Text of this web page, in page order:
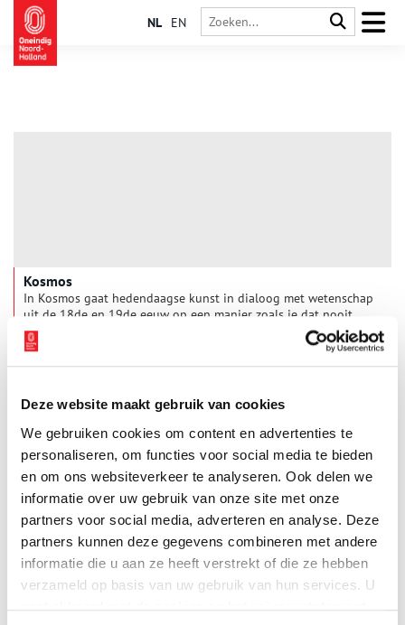
Deze website maakt gebruik van cookies
We gebruiken cookies om content en advertenties te
personaliseren, om functies voor social media te bieden
en om ons websiteverkeer te analyseren. Ook delen we
informatie over uw gebruik van onze site met onze
partners voor social media, adverteren en analyse. Deze
partners kunnen deze gegevens combineren met andere
informatie die u aan ze heeft verstrekt of die ze hebben
verzameld op basis van uw gebruik van hun services. U
NL EN
Kosmos
In Kosmos gaat hedendaagse kunst in dialoog met wetenschap
uit de 18de en 19de eeuw op een manier zoals je dat nooit
eerder bij Teylers Museum zag. In de historische zalen komen
oud en nieuw, en kunst en wetenschap samen. Kosmos laat
zien dat verbeeldingskracht een onmisbaar ingrediënt is voor
kunnen begrijpen.
De Hare Krishna’s van Amsterdam
In de jaren ’70 waren ze daar plotseling. Met kale beschilderde
hoofden, zingend door de Amsterdamse straten: de Hare